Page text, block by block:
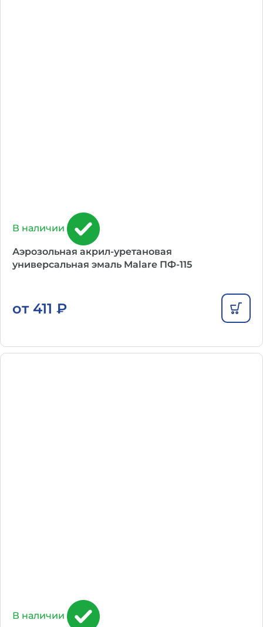
В наличии
Аэрозольная акрил-уретановая
универсальная эмаль Malare ПФ-115
от 411 ₽
В наличии